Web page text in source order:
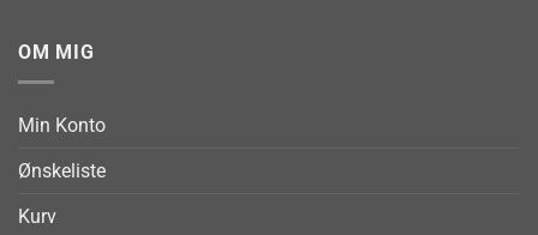
OM MIG
Min Konto
Ønskeliste
Kurv